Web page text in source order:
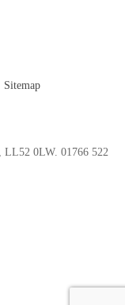
Sitemap
LL52 0LW. 01766 522